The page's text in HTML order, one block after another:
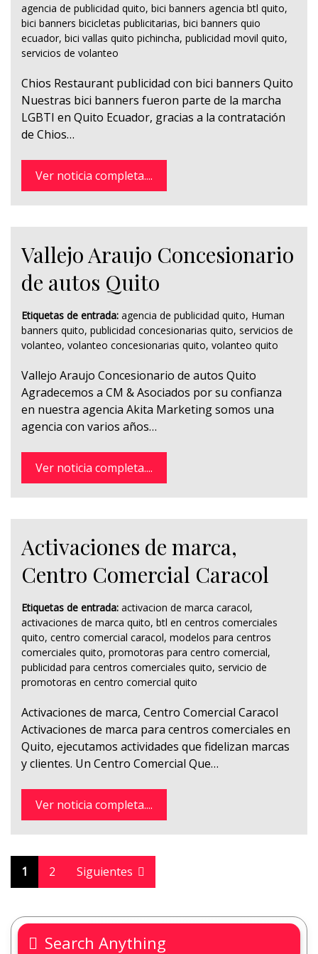
agencia de publicidad quito, bici banners agencia btl quito,
bici banners bicicletas publicitarias, bici banners quio
ecuador, bici vallas quito pichincha, publicidad movil quito,
servicios de volanteo
Chios Restaurant publicidad con bici banners Quito
Nuestras bici banners fueron parte de la marcha
LGBTI en Quito Ecuador, gracias a la contratación
de Chios…
Ver noticia completa....
Vallejo Araujo Concesionario
de autos Quito
Etiquetas de entrada: agencia de publicidad quito, Human
banners quito, publicidad concesionarias quito, servicios de
volanteo, volanteo concesionarias quito, volanteo quito
Vallejo Araujo Concesionario de autos Quito
Agradecemos a CM & Asociados por su confianza
en nuestra agencia Akita Marketing somos una
agencia con varios años…
Ver noticia completa....
Activaciones de marca,
Centro Comercial Caracol
Etiquetas de entrada: activacion de marca caracol,
activaciones de marca quito, btl en centros comerciales
quito, centro comercial caracol, modelos para centros
comerciales quito, promotoras para centro comercial,
publicidad para centros comerciales quito, servicio de
promotoras en centro comercial quito
Activaciones de marca, Centro Comercial Caracol
Activaciones de marca para centros comerciales en
Quito, ejecutamos actividades que fidelizan marcas
y clientes. Un Centro Comercial Que…
Ver noticia completa....
1 2 Siguientes
Search Anything